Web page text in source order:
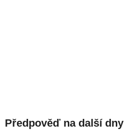
Předpověď na další dny